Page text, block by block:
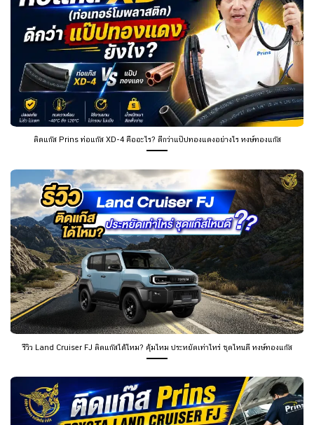
ติดแก๊ส Prins ท่อแก๊ส XD-4 คืออะไร? ดีกว่าแป๊ปทองแดงอย่างไร หงษ์ทองแก๊ส
รีวิว Land Cruiser FJ ติดแก๊สได้ไหม? คุ้มไหม ประหยัดเท่าไหร่ ชุดไหนดี หงษ์ทองแก๊ส